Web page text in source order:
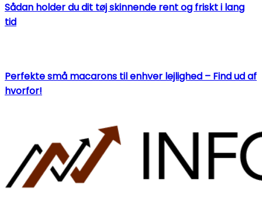
Sådan holder du dit tøj skinnende rent og friskt i lang
tid
Perfekte små macarons til enhver lejlighed – Find ud af
hvorfor!